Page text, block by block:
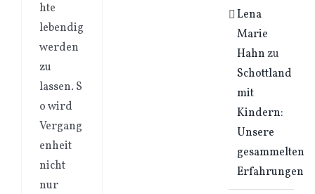
hte
lebendig
werden
zu
lassen. S
o wird
Vergang
enheit
nicht
nur
Lena
Marie
Hahnzu
Schottland
mit
Kindern:
Unsere
gesammelten
Erfahrungen